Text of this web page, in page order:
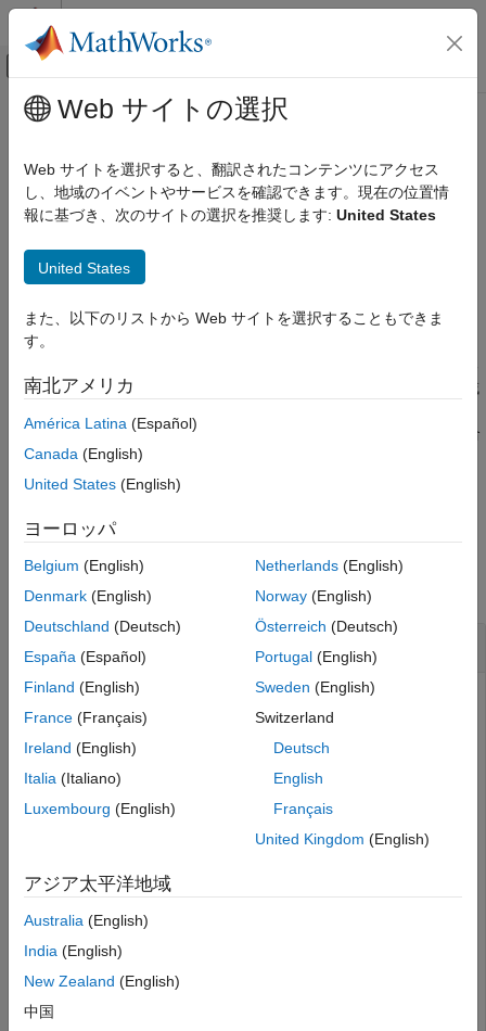
コンテンツへスキップ
オフキャンバス ナビゲーション メ
ドキュメンテーションのホーム
数学
計算幾何学
voronoiDiagram
構文
例
拡張機能
バージョン履歴
メインコンテンツ
voronoiDiagram
Delaunay 三角形分割のボロノイ線図の計算
構文
説明
合のボロノイ頂点
内の各領域
三角形分割の頂点を囲む点集合を表します。ボロノイ領域の集合
がボロノイ線図を構成します。
例
すべて折りたたむ
2 次元 Delaunay 三角形分割
2 次元 Delaunay 三角形分割のボロノイ頂点とボロノイ領域
を計算します。
一連の 2 次元の点から Delaunay 三角形分割を作成します。
      0      0.5
     -0.5   -0.5
     -0.2   -0.1
     -0.1    0.1
      0.1   -0.1
DT = delaunayTriangulation(P);
Web サイトの選択
Web サイトを選択すると、翻訳されたコンテンツにアクセス
し、地域のイベントやサービスを確認できます。現在の位置情
報に基づき、次のサイトの選択を推奨します: United States
United States
また、以下のリストから Web サイトを選択することもできま
す。
南北アメリカ
América Latina (Español)
Canada (English)
United States (English)
ヨーロッパ
Belgium (English)
Denmark (English)
Deutschland (Deutsch)
España (Español)
Finland (English)
France (Français)
Ireland (English)
Italia (Italiano)
Luxembourg (English)
Netherlands(English)
Norway(English)
Österreich (Deutsch)
Portugal(English)
Sweden (English)
Switzerland
Deutsch
English
Français
United Kingdom (English)
アジア太平洋地域
Australia (English)
India (English)
New Zealand (English)
中国